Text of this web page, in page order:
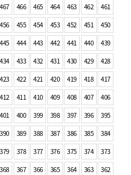
467 466 465 464 463 462
461
456 455 454 453 452 451
450
445 444 443 442 441 440
439
434 433 432 431 430 429
428
423 422 421 420 419 418
417
412 411 410 409 408 407
406
401 400 399 398 397 396
395
390 389 388 387 386 385
384
379 378 377 376 375 374
373
368 367 366 365 364 363
362